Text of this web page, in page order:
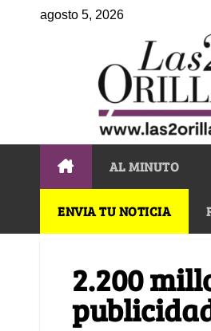
agosto 5, 2026
AL MINUTO
ENVIA TU NOTICIA
2.200